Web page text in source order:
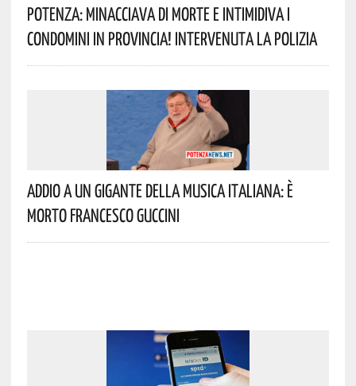
Potenza: Minacciava Di Morte E Intimidiva I
Condomini In Provincia! Intervenuta La Polizia
Addio A Un Gigante Della Musica Italiana: È
Morto Francesco Guccini